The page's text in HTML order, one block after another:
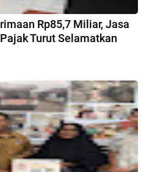
Rp85,7 Miliar, Jasa
Turut Selamatkan